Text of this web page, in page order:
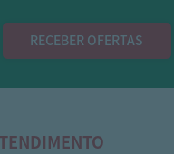
RECEBER OFERTAS